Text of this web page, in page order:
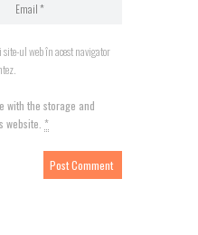
ul web în acest navigator
with the storage and
website. *